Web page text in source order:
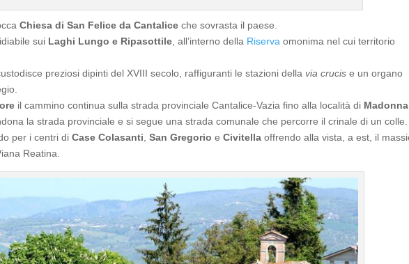
Chiesa di San Felice da Cantalice che sovrasta il paese.
sui Laghi Lungo e Ripasottile , all’interno della Riserva omonima nel cui territorio
preziosi dipinti del XVIII secolo, raffiguranti le stazioni della via crucis e un organo
il cammino continua sulla strada provinciale Cantalice-Vazia fino alla località di Madonna
la strada provinciale e si segue una strada comunale che percorre il crinale di un
per i centri diCase Colasanti ,San Gregorio eCivitella offrendo alla vista, a est, il
Reatina.